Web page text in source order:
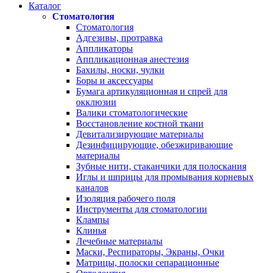
Каталог
Стоматология
Стоматология
Адгезивы, протравка
Аппликаторы
Аппликационная анестезия
Бахилы, носки, чулки
Боры и аксессуары
Бумага артикуляционная и спрей для
окклюзии
Валики стоматологические
Восстановление костной ткани
Девитализирующие материалы
Дезинфицирующие, обезжиривающие
материалы
Зубные нити, стаканчики для полоскания
Иглы и шприцы для промывания корневых
каналов
Изоляция рабочего поля
Инструменты для стоматологии
Клампы
Клинья
Лечебные материалы
Маски, Респираторы, Экраны, Очки
Матрицы, полоски сепарационные